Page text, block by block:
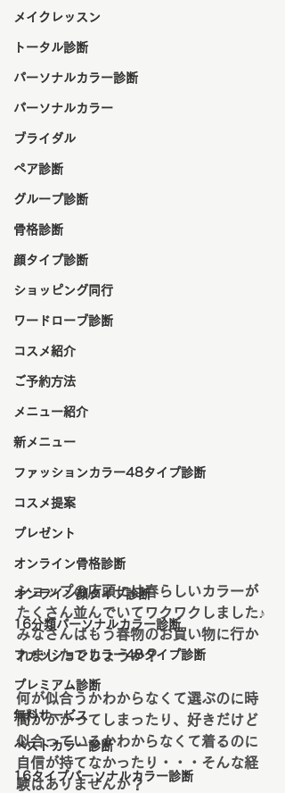
メイクレッスン
トータル診断
パーソナルカラー診断
パーソナルカラー
ブライダル
ペア診断
グループ診断
骨格診断
顔タイプ診断
ショッピング同行
ワードローブ診断
コスメ紹介
ご予約方法
メニュー紹介
新メニュー
ファッションカラー48タイプ診断
コスメ提案
プレゼント
オンライン骨格診断
オンライン顔タイプ診断
16分類パーソナルカラー診断
ファッションカラー48タイプ診断
プレミアム診断
無料サービス
ベストカラー診断
16タイプパーソナルカラー診断
ショップの店頭には春らしいカラーが
たくさん並んでいてワクワクしました♪
みなさんはもう春物のお買い物に行か
れましたでしょうか？
何が似合うかわからなくて選ぶのに時
間がかかってしまったり、好きだけど
似合っているかわからなくて着るのに
自信が持てなかったり・・・そんな経
験はありませんか？